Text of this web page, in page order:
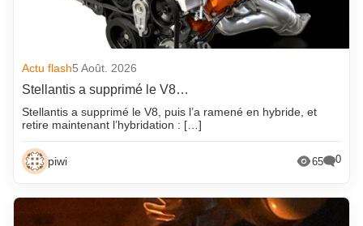
Actu flash5 Août. 2026
Stellantis a supprimé le V8…
Stellantis a supprimé le V8, puis l’a ramené en hybride, et
retire maintenant l’hybridation : […]
piwi 65 0